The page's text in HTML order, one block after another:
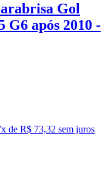
Gol
G6 após 2010 -
x de R$ 73,32 sem juros